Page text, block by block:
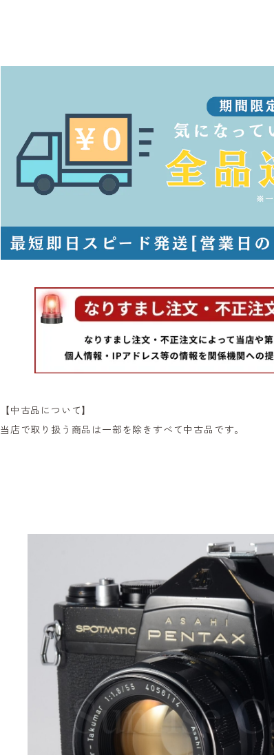
【中古品について】
当店で取り扱う商品は一部を除きすべて中古品です。